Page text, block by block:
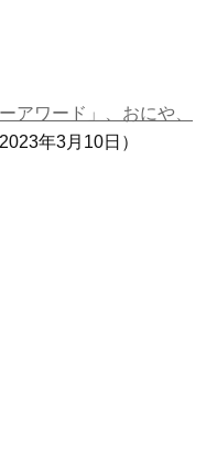
アワード」、おにや、
2023年3月10日）